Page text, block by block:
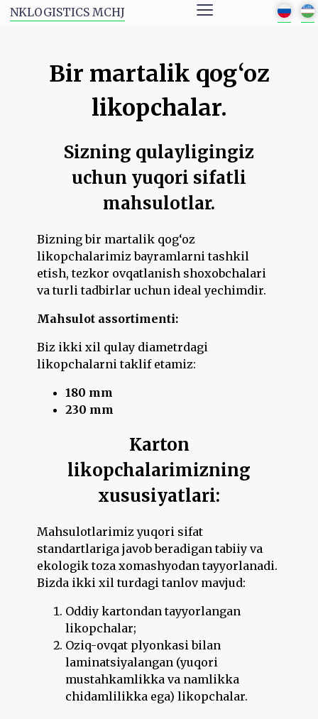
NKLOGISTICS MCHJ ≡
Bir martalik qog‘oz
likopchalar.
Sizning qulayligingiz
uchun yuqori sifatli
mahsulotlar.
Bizning bir martalik qog‘oz
likopchalarimiz bayramlarni tashkil
etish, tezkor ovqatlanish shoxobchalari
va turli tadbirlar uchun ideal yechimdir.
Mahsulot assortimenti:
Biz ikki xil qulay diametrdagi
likopchalarni taklif etamiz:
180 mm
230 mm
Karton
likopchalarimizning
xususiyatlari:
Mahsulotlarimiz yuqori sifat
standartlariga javob beradigan tabiiy va
ekologik toza xomashyodan tayyorlanadi.
Bizda ikki xil turdagi tanlov mavjud:
Oddiy kartondan tayyorlangan
likopchalar;
Oziq-ovqat plyonkasi bilan
laminatsiyalangan (yuqori
mustahkamlikka va namlikka
chidamlilikka ega) likopchalar.